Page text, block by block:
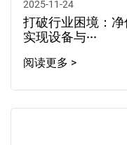
2025-11-24
打破行业困境：
实现设备与···
阅读更多 >